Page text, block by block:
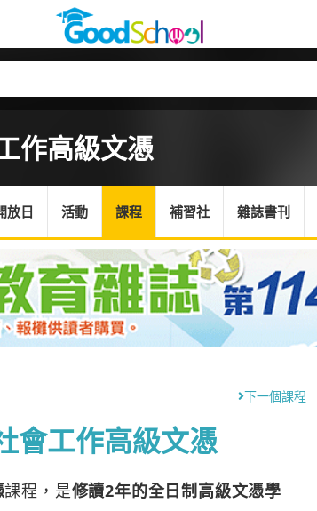
作高級文憑
放日 活動 課程 補習社 雜誌書刊
下一個課程
會工作高級文憑
課程，是修讀2年的全日制高級文憑學